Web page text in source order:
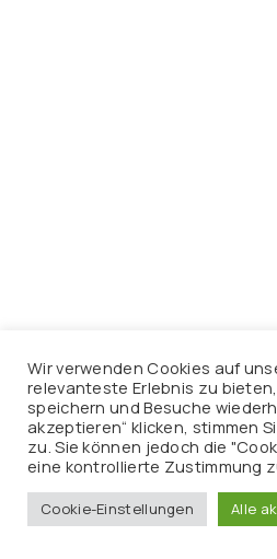
Wir verwenden Cookies auf
relevanteste Erlebnis zu
speichern und Besuche
akzeptieren“ klicken, stimmen
zu. Sie können jedoch die
eine kontrollierte Zustimmung
Cookie-Einstellungen Alle